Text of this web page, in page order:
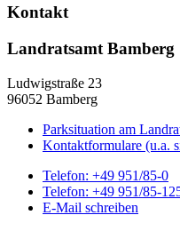
Kontakt
Landratsamt Bamberg
Ludwigstraße 23
96052 Bamberg
Parksituation am
Kontaktformulare (u.a.
Telefon: +49 951/85-0
Telefon: +49 951/85-
E-Mail schreiben